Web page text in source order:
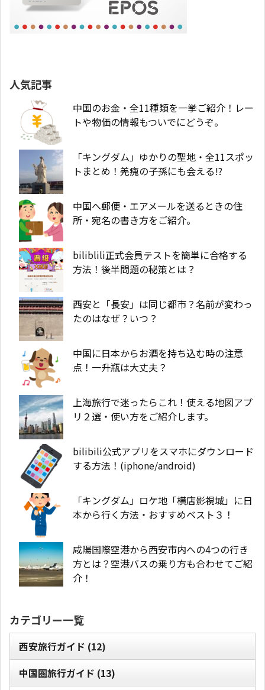
人気記事
中国のお金・全11種類を一挙ご紹介！レー
トや物価の情報もついでにどうぞ。
「キングダム」ゆかりの聖地・全11スポッ
トまとめ！羌瘣の子孫にも会える!?
中国へ郵便・エアメールを送るときの住
所・宛名の書き方をご紹介。
biliblili正式会員テストを簡単に合格する
方法！後半問題の秘策とは？
西安と「長安」は同じ都市？名前が変わっ
たのはなぜ？いつ？
中国に日本からお酒を持ち込む時の注意
点！一升瓶は大丈夫？
上海旅行で迷ったらこれ！使える地図アプ
リ２選・使い方をご紹介します。
bilibili公式アプリをスマホにダウンロード
する方法！(iphone/android)
「キングダム」ロケ地「横店影視城」に日
本から行く方法・おすすめベスト３！
咸陽国際空港から西安市内への4つの行き
方とは？空港バスの乗り方も合わせてご紹
介！
カテゴリー一覧
西安旅行ガイド (12)
中国圏旅行ガイド (13)